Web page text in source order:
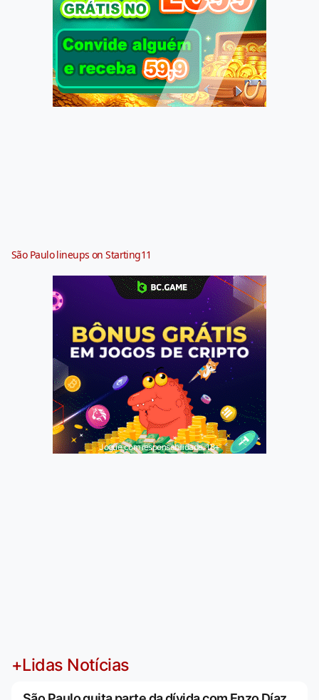
São Paulo lineups on Starting11
Jogue com responsabilidade. 18+
+Lidas Notícias